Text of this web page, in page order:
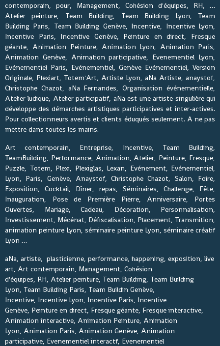
contemporain, pour, Management, Cohésion d'équipes, RH, …
Atelier peinture, Team Building, Team Building Lyon, Team
Building Paris, Team Building Genève, Incentive, Incentive Lyon,
Incentive Paris, Incentive Genève, Peinture en direct, Fresque
géante, Animation Peinture, Animation Lyon, Animation Paris,
Animation Genève, Animation participative, Evenementiel Lyon,
Evénementiel Paris, Evénementiel, Genève Evénementiel, Version
Originale, Plexiart, Totem'Art, Artiste Lyon, aNa Artiste, anaystof,
Christophe Chazot, aNa Fernandes, Organisation événementielle,
Atelier ludique, Atelier participatif, aNa est une artiste singulière qui
développe des démarches artistiques participatives et inter-actives.
Pour collectionneurs avertis et clients éduqués seulement. A ne pas
mettre dans toutes les mains.
Art contemporain, Entreprise, Incentive, Team Building,
TeamBuilding, Performance, Animation, Atelier, Peinture, Fresque,
Puzzle, Totem, Plexi, Plexiglas, Lexan, Evénement, Evénementiel,
Lyon, Paris, Genève, Anaystof, Christophe Chazot, Salon, Foire,
Exposition, Cocktail, Dîner, repas, Séminaires, Challenge, Fête,
Inauguration, Pose de Première Pierre, Anniversaire, Portes
Ouvertes, Mariage, Cadeau, Décoration, Personnalisation,
Investissement, Mécénat, Défiscalisation, Placement, Transmition,
animation peinture Lyon, séminaire peinture Lyon, séminaire créatif
Lyon …
aNa, artiste, plasticienne, performance, happening, exposition, live
art, Art contemporain, Management, Cohésion
d'équipes, RH, Atelier peinture, Team Building, Team Building
Lyon, Team Building Paris, Team Buildin Genève,
Incentive, Incentive Lyon, Incentive Paris, Incentive
Genève, Peinture en direct, Fresque géante, Fresque interactive,
Animation interactive, Animation Peinture, Animation
Lyon, Animation Paris, Animation Genève, Animation
participative, Evenementiel interactf, Evenementiel